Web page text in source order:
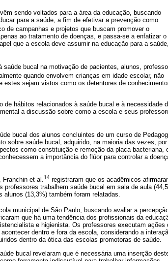
sendo voltados para a área da educação, buscando
para a saúde, a fim de efetivar a prevenção como
de campanhas e projetos que buscam promover o
ao tratamento de doenças, e passa-se a enfatizar o
que a escola deve assumir na educação para a
bucal na motivação de pacientes, alunos,
quando envolvem crianças em idade escolar, não
sejam vistos como os detentores de
de hábitos relacionados à saúde bucal e à necessidade
a discussão sobre como a escola e seus
bucal dos alunos concluintes de um curso de
sobre saúde bucal, adquirido, na maioria das vezes, por
como constituição e remoção da placa bacteriana,
a importância do flúor para controlar a
Franchin et al.14 registraram que os acadêmicos
trabalhem saúde bucal em sala de aula
(13,3%) também foram relatadas.
municipal de São Paulo, buscando avaliar a
que há uma tendência dos profissionais da
e higienista. Os professores executam ações
dentro e fora da escola, considerando a
dentro da ótica das escolas promotoras de saúde.
bucal revelaram que é necessária uma inserção